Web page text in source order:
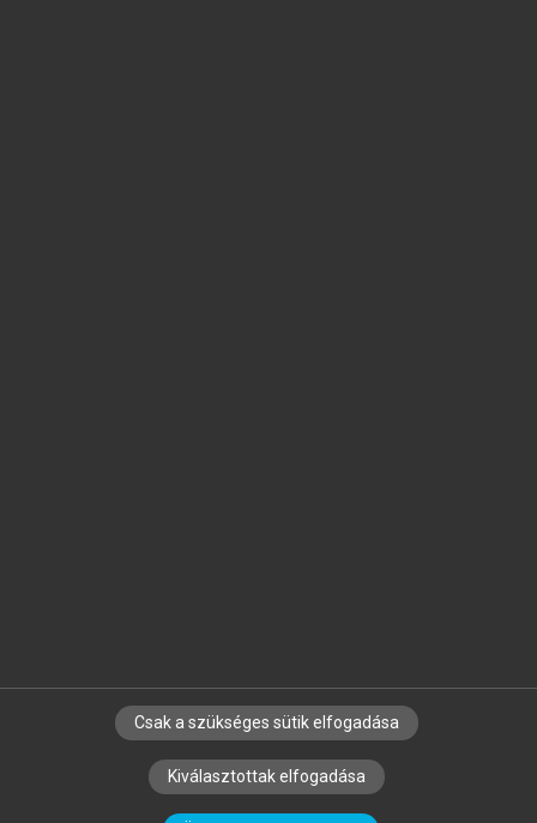
SZERZŐKNEK CÉGEKNEK KÖNYVTÁROSOKNAK
SZERKESZTÉSI ÉS LEKTORÁLÁSI ALAPELVEK
Csak a szükséges sütik elfogadása
Kiválasztottak elfogadása